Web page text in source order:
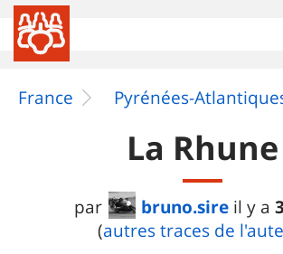
France Pyrénées-
La Rhune
par bruno.sire il y a
(autres traces de